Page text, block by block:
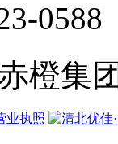
0588
橙集